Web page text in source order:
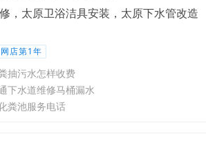
，太原卫浴洁具安装，太原下水管改造
网店第1年
抽污水怎样收费
下水道维修马桶漏水
粪池服务电话